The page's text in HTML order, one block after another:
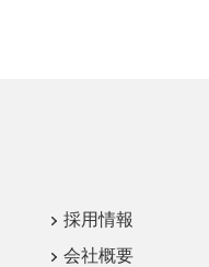
採用情報
会社概要